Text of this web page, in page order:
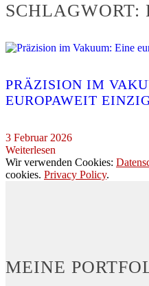
SCHLAGWORT:
PRÄZISION IM
EUROPAWEIT
3 Februar 2026
Weiterlesen
Wir verwenden Cookies:
cookies. Privacy Policy.
MEINE